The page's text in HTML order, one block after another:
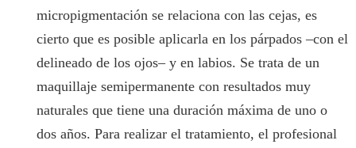
micropigmentación se relaciona con las cejas, es
cierto que es posible aplicarla en los párpados –con el
delineado de los ojos– y en labios. Se trata de un
maquillaje semipermanente con resultados muy
naturales que tiene una duración máxima de uno o
dos años. Para realizar el tratamiento, el profesional